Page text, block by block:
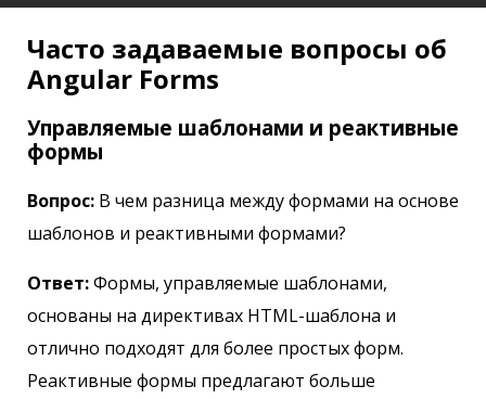
Часто задаваемые вопросы об
Angular Forms
Управляемые шаблонами и реактивные
формы
Вопрос: В чем разница между формами на основе
шаблонов и реактивными формами?
Ответ:Формы, управляемые шаблонами,
основаны на директивах HTML-шаблона и
отлично подходят для более простых форм.
Реактивные формы предлагают больше